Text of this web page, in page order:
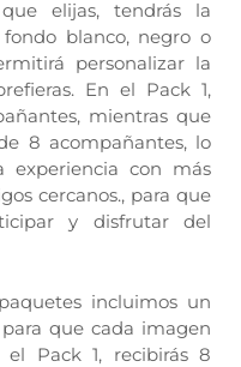
elijas, tendrás la
blanco, negro o
personalizar la
En el Pack 1,
mientras que
8 acompañantes, lo
con más
cercanos., para que
y disfrutar del
incluimos un
para que cada imagen
Pack 1, recibirás 8